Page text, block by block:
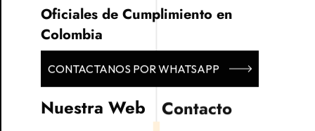
Oficiales de Cumplimiento en
Colombia
CONTACTANOS POR WHATSAPP
Nuestra Web Contacto